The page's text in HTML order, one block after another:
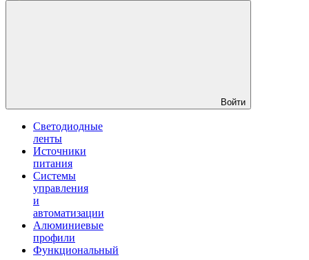
Войти
Светодиодные
ленты
Источники
питания
Системы
управления
и
автоматизации
Алюминиевые
профили
Функциональный